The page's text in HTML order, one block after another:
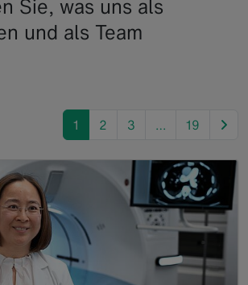
Sie, was uns als
und als Team
1 2 3 … 19